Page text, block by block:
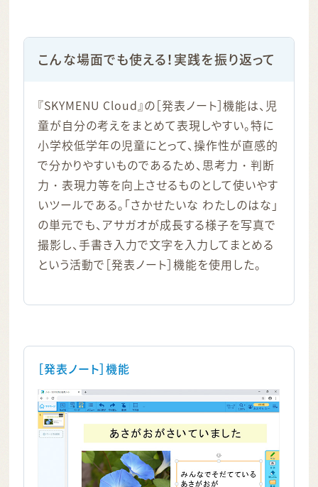
こんな場面でも使える！実践を振り返って
『SKYMENU Cloud』の［発表ノート］機能は、児
童が自分の考えをまとめて表現しやすい。特に
小学校低学年の児童にとって、操作性が直感的
で分かりやすいものであるため、思考力・判断
力・表現力等を向上させるものとして使いやす
いツールである。「さかせたいな わたしのはな」
の単元でも、アサガオが成長する様子を写真で
撮影し、手書き入力で文字を入力してまとめる
という活動で［発表ノート］機能を使用した。
［発表ノート］機能